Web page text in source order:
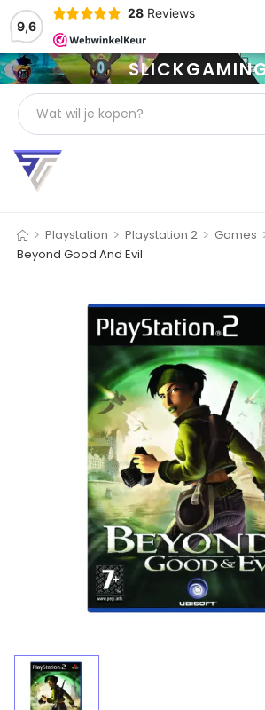
9,6
28 Reviews
> Playstation > Playstation 2 > Games
Beyond Good And Evil